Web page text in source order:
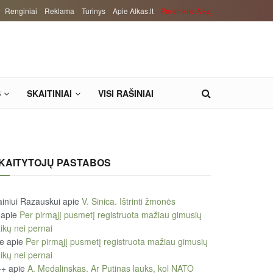
Renginiai Reklama Turinys Apie Alkas.lt Paremkite Alką
SKAITINIAI VISI RAŠINIAI
PASTABOS
Razauskui apie V. Sinica. Ištrinti žmonės
apie Per pirmąjį pusmetį registruota mažiau gimusių
nei pernai
apie Per pirmąjį pusmetį registruota mažiau gimusių
nei pernai
apie A. Medalinskas. Ar Putinas lauks, kol NATO